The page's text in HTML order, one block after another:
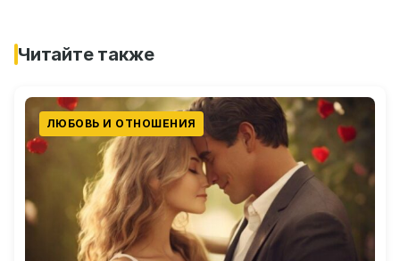
Читайте также
ЛЮБОВЬ И ОТНОШЕНИЯ